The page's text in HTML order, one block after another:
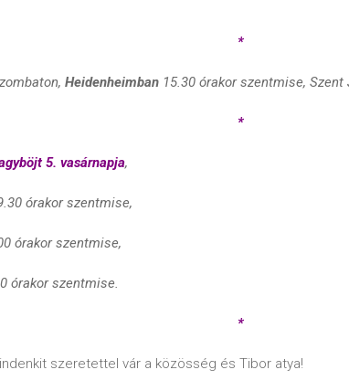
*
Heidenheimban 15.30 órakorszentmise, Szent
*
5. vasárnapja,
órakorszentmise,
órakorszentmise,
órakorszentmise.
*
szeretettel vár a közösség és Tibor atya!